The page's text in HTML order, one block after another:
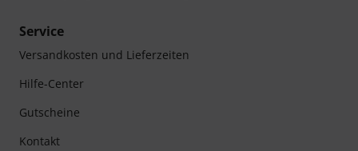
Service
Versandkosten und Lieferzeiten
Hilfe-Center
Gutscheine
Kontakt